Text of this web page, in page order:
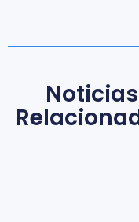
Noticias